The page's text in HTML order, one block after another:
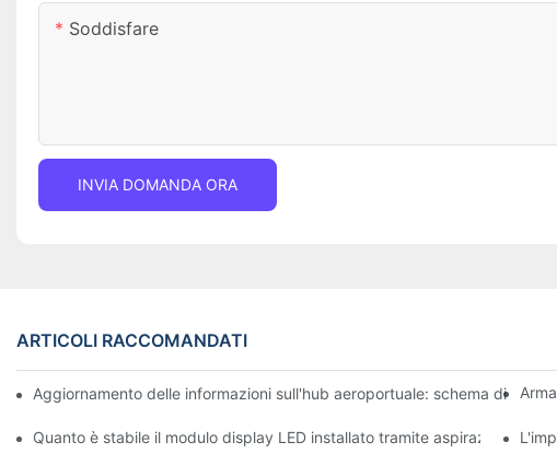
Soddisfare
INVIA DOMANDA ORA
ARTICOLI RACCOMANDATI
Aggiornamento delle informazioni sull'hub aeroportuale: schema di
Quanto è stabile il modulo display LED installato tramite aspirazione